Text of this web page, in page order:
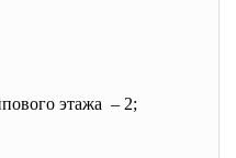
этажа – 2;